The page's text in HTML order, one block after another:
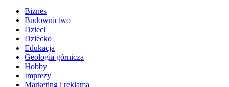
Biznes
Budownictwo
Dzieci
Dziecko
Edukacja
Geologia górnicza
Hobby
Imprezy
Marketing i reklama